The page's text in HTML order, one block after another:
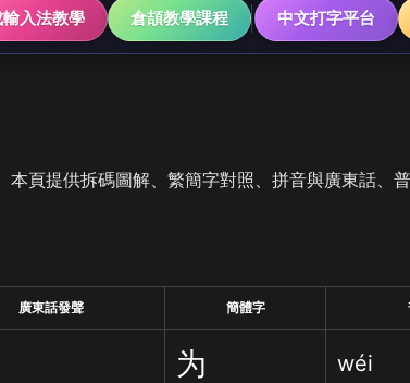
入法教學 倉頡教學課程 中文打字平台
本頁提供拆碼圖解、繁簡字對照、拼音與廣東話、
廣東話發聲 簡體字
为 wéi